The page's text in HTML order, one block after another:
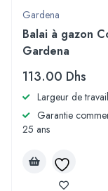
Gardena
Balai à gazon
Gardena
113.00 Dhs
Largeur de
Garantie
25 ans